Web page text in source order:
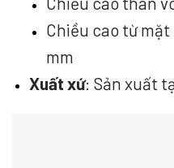
Chiều cao từ
mm
Xuất xứ: Sản xuất